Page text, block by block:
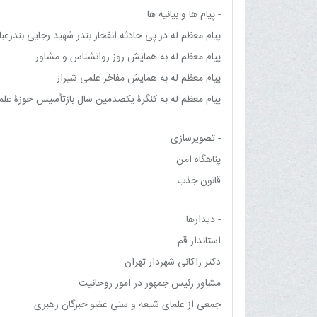
- پیام ها و بیانیه ها
پیام معظم له در پی حادثه انفجار بندر شهید رجایی
پیام معظم له به همایش روز روانشناس و مشاور
پیام معظم له به همایش مفاخر علمی شیراز
پیام معظم له به کنگرۀ یکصدمین سال بازتأسیس حوزۀ
- تصویرسازی
پناهگاه امن
قانون جذب
- دیدارها
استاندار قم
دکتر زاکانی شهردار تهران
مشاور رئیس جمهور در امور روحانیت
جمعی از علمای شیعه و سنی عضو خبرگان رهبری